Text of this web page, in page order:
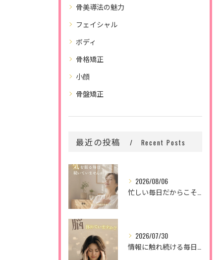
骨美導法の魅力
フェイシャル
ボディ
骨格矯正
小顔
骨盤矯正
最近の投稿 Recent Posts
2026/08/06
2026/07/30